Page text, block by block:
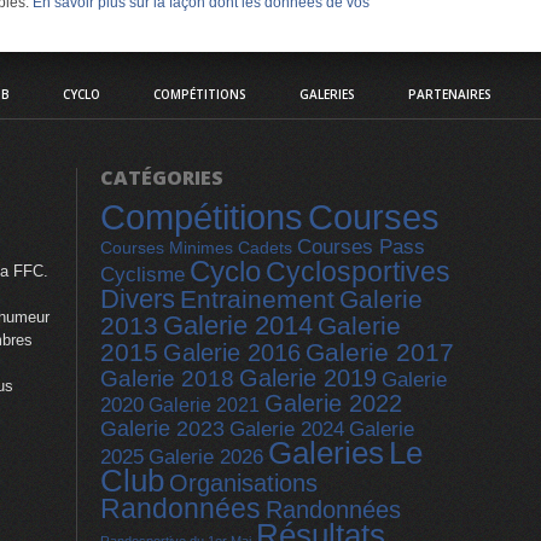
CYCLO COMPÉTITIONS GALERIES PARTENAIRES
FFC.
CATÉGORIES
CompétitionsCourses
Courses Minimes Cadets Courses Pass
Cyclisme CycloCyclosportives
Divers Entrainement Galerie
2013 Galerie 2014 Galerie
2015 Galerie 2016 Galerie 2017
Galerie 2018 Galerie 2019 Galerie
2020 Galerie 2021 Galerie 2022
Galerie 2023 Galerie 2024 Galerie
2025 Galerie 2026 Galeries Le
Club Organisations
Randonnées Randonnées